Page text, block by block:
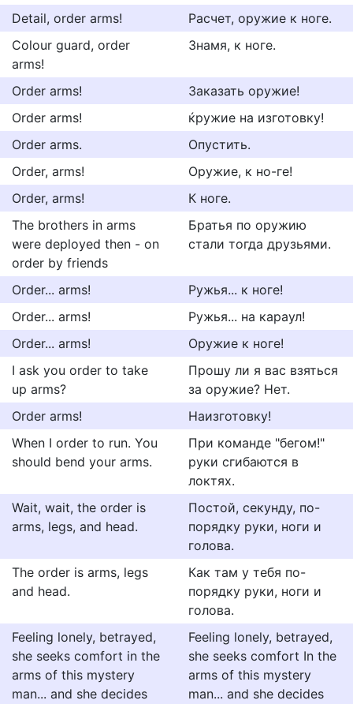
Detail, order arms!
Расчет, оружие к ноге.
Colour guard, order
arms!
Знамя, к ноге.
Order arms!
Заказать оружие!
Order arms!
ќружие на изготовку!
Order arms.
Опустить.
Order, arms!
Оружие, к но-ге!
Order, arms!
К ноге.
The brothers in arms
were deployed then - on
order by friends
Братья по оружию
стали тогда друзьями.
Order... arms!
Ружья... к ноге!
Order... arms!
Ружья... на караул!
Order... arms!
Оружие к ноге!
I ask you order to take
up arms?
Прошу ли я вас взяться
за оружие? Нет.
Order arms!
Наизготовку!
When I order to run. You
should bend your arms.
При команде "бегом!"
руки сгибаются в
локтях.
Wait, wait, the order is
arms, legs, and head.
Постой, секунду, по-
порядку руки, ноги и
голова.
The order is arms, legs
and head.
Как там у тебя по-
порядку руки, ноги и
голова.
Feeling lonely, betrayed,
she seeks comfort in the
arms of this mystery
man... and she decides
Feeling lonely, betrayed,
she seeks comfort In the
arms of this mystery
man... and she decides